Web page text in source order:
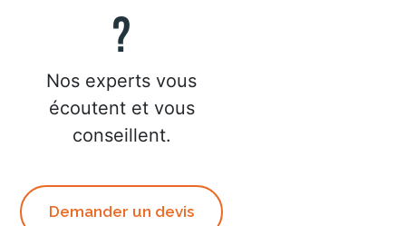
?
Nos experts vous
écoutent et vous
conseillent.
Demander un devis